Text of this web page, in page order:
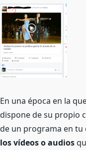
En una época en la
dispone de su propio
de un programa en tu
los vídeos o audios